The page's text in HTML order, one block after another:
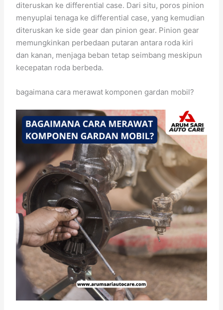
diteruskan ke differential case. Dari situ, poros pinion
menyuplai tenaga ke differential case, yang kemudian
diteruskan ke side gear dan pinion gear. Pinion gear
memungkinkan perbedaan putaran antara roda kiri
dan kanan, menjaga beban tetap seimbang meskipun
kecepatan roda berbeda.
bagaimana cara merawat komponen gardan mobil?